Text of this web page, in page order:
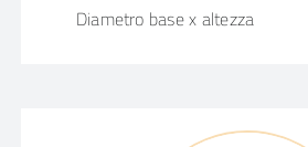
Diametro base x altezza